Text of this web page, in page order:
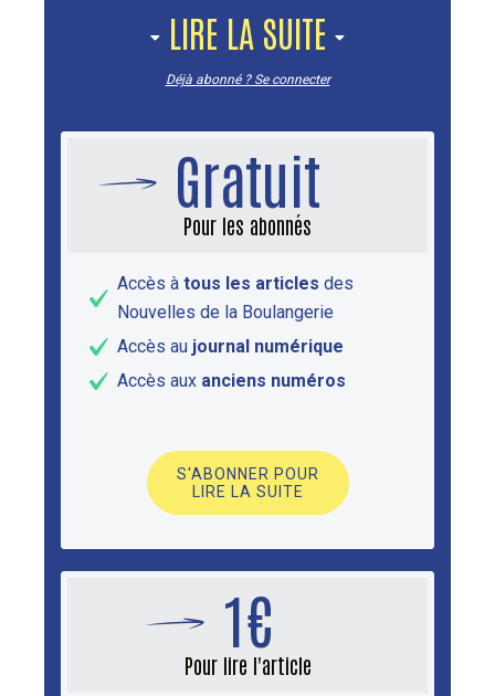
LIRE LA SUITE
Déjà abonné ? Se connecter
Gratuit
Pour les abonnés
Accès à tous les articles des
Nouvelles de la Boulangerie
Accès au journal numérique
Accès aux anciens numéros
S'ABONNER POUR
LIRE LA SUITE
1€
Pour lire l'article